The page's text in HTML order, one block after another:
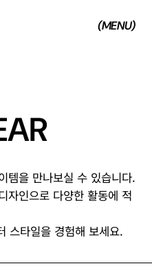
(MENU)
AR
템을 만나보실 수 있습니다.
자인으로 다양한 활동에 적
타일을 경험해 보세요.